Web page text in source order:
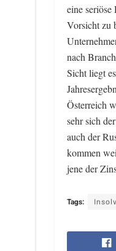
eine
Vorsicht zu
nach
Sicht liegt
Österreich
sehr sich
auch der
kommen
jene der
Tags: